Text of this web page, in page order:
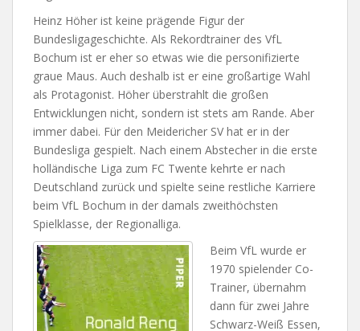
Heinz Höher ist keine prägende Figur der
Bundesligageschichte. Als Rekordtrainer des VfL
Bochum ist er eher so etwas wie die personifizierte
graue Maus. Auch deshalb ist er eine großartige Wahl
als Protagonist. Höher überstrahlt die großen
Entwicklungen nicht, sondern ist stets am Rande. Aber
immer dabei. Für den Meidericher SV hat er in der
Bundesliga gespielt. Nach einem Abstecher in die erste
holländische Liga zum FC Twente kehrte er nach
Deutschland zurück und spielte seine restliche Karriere
beim VfL Bochum in der damals zweithöchsten
Spielklasse, der Regionalliga.
Beim VfL wurde er
1970 spielender Co-
Trainer, übernahm
dann für zwei Jahre
Schwarz-Weiß Essen,